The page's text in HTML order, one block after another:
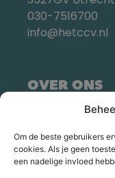
Om de beste gebruikers
cookies. Als je geen
een nadelige invloed
030-7516700
info@hetccv.nl
OVER ONS